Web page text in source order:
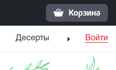
Корзина
Десерты НапиткиВойти